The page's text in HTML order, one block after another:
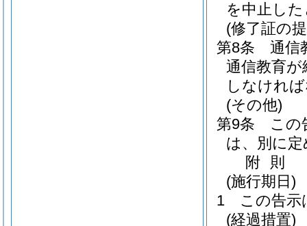
を中止し
(修了証の
第8条
通信
通信教育
しなけれ
(その他)
第9条
この
は、別に
附 則
(施行期日)
1
この告示
(経過措置)